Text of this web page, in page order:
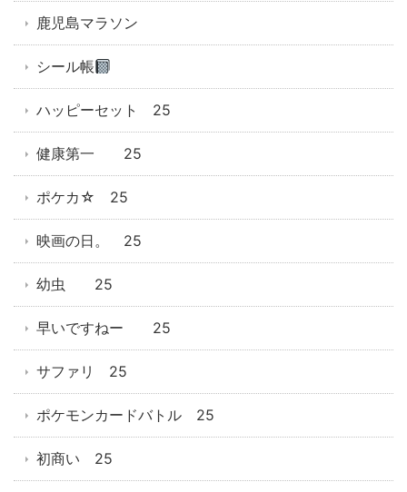
鹿児島マラソン
シール帳
ハッピーセット 25
健康第一 25
ポケカ☆ 25
映画の日。 25
幼虫 25
早いですねー 25
サファリ 25
ポケモンカードバトル 25
初商い 25